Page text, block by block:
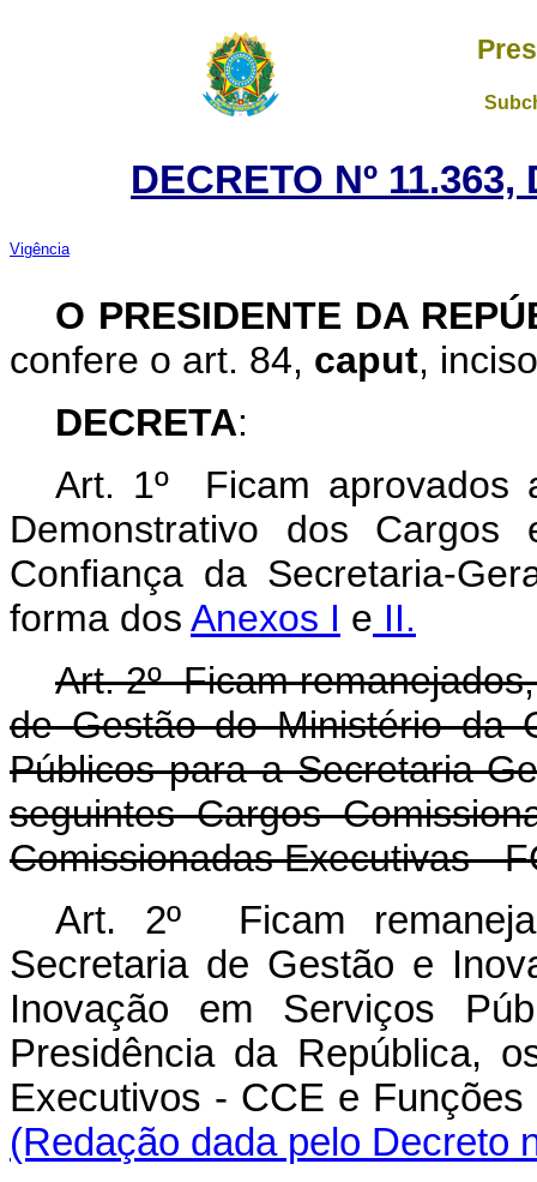
DECRETO Nº
Vigência
O PRESIDENTE DA
confere o art. 84, caput,
DECRETA:
Art. 1º Ficam aprovados
Demonstrativo dos
Confiança da Secretaria-
forma dos Anexos I e II.
Art. 2º Ficam
de Gestão do Ministério da
Públicos para a Secretaria-
seguintes Cargos
Comissionadas Executivas -
Art. 2º Ficam
Secretaria de Gestão e
Inovação em Serviços
Presidência da República,
Executivos - CCE e
(Redação dada pelo Decreto